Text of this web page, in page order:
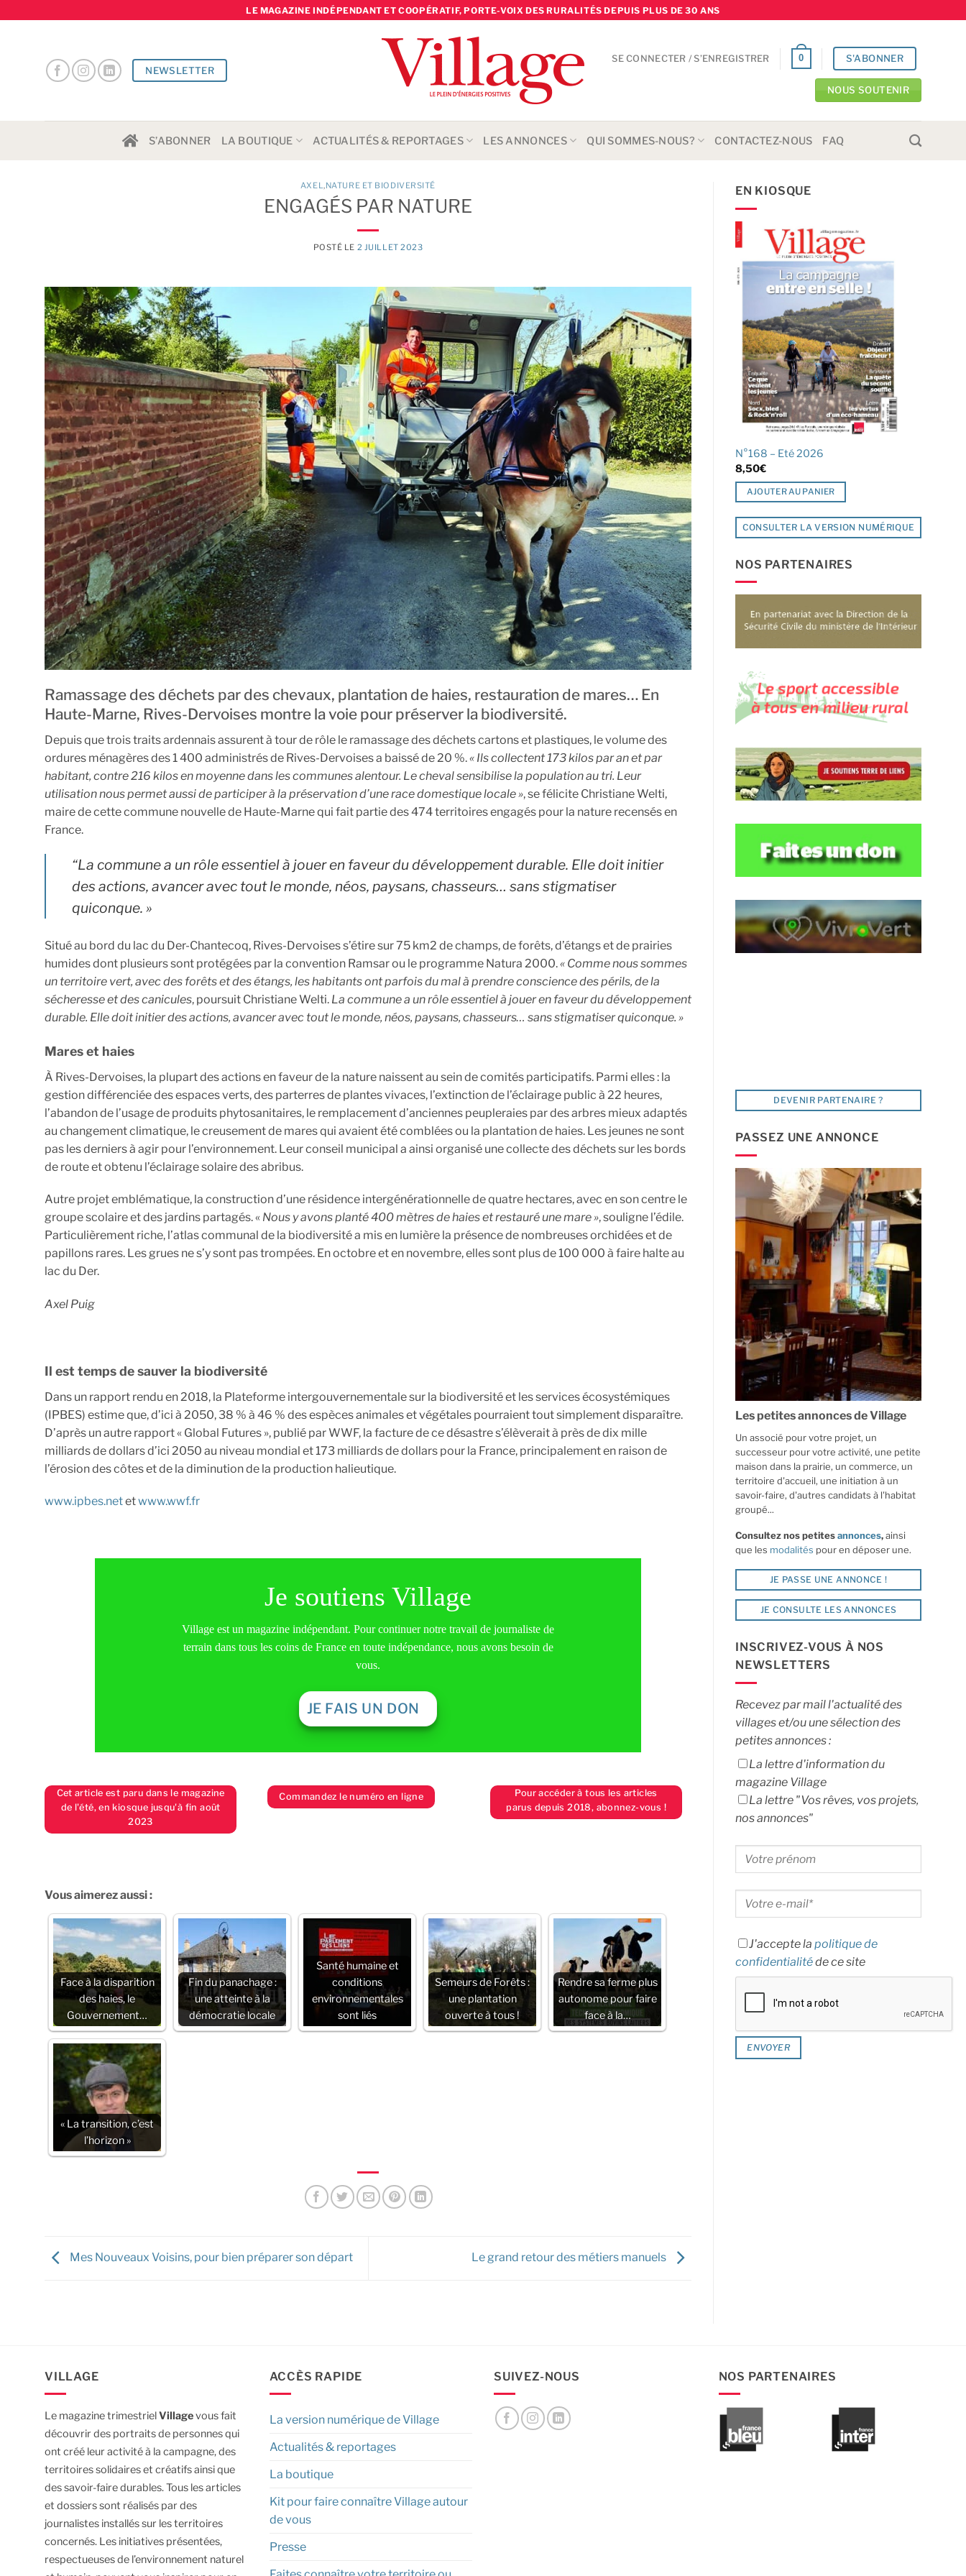
LE MAGAZINE INDÉPENDANT ET COOPÉRATIF, PORTE-VOIX DES RURALITÉS DEPUIS PLUS DE 30 ANS
NEWSLETTER
SE CONNECTER / S’ENREGISTRER 0 S'ABONNER
NOUS SOUTENIR
S’ABONNER LA BOUTIQUE ACTUALITÉS & REPORTAGES LES ANNONCES QUI SOMMES-NOUS? CONTACTEZ-NOUS FAQ
AXEL,NATURE ET BIODIVERSITÉ
ENGAGÉS PAR NATURE
POSTÉ LE 2 JUILLET 2023
Ramassage des déchets par des chevaux, plantation de haies, restauration de mares… En
Haute-Marne, Rives-Dervoises montre la voie pour préserver la biodiversité.
Depuis que trois traits ardennais assurent à tour de rôle le ramassage des déchets cartons et plastiques, le volume des
ordures ménagères des 1 400 administrés de Rives-Dervoises a baissé de 20 %.« Ils collectent 173 kilos par an et par
habitant, contre 216 kilos en moyenne dans les communes alentour. Le cheval sensibilise la population au tri. Leur
utilisation nous permet aussi de participer à la préservation d’une race domestique locale », se félicite Christiane Welti,
maire de cette commune nouvelle de Haute-Marne qui fait partie des 474 territoires engagés pour la nature recensés en
France.
“La commune a un rôle essentiel à jouer en faveur du développement durable. Elle doit initier
des actions, avancer avec tout le monde, néos, paysans, chasseurs… sans stigmatiser
quiconque. »
Situé au bord du lac du Der-Chantecoq, Rives-Dervoises s’étire sur 75 km2 de champs, de forêts, d’étangs et de prairies
humides dont plusieurs sont protégées par la convention Ramsar ou le programme Natura 2000.« Comme nous sommes
un territoire vert, avec des forêts et des étangs, les habitants ont parfois du mal à prendre conscience des périls, de la
sécheresse et des canicules, poursuit Christiane Welti. La commune a un rôle essentiel à jouer en faveur du développement
durable. Elle doit initier des actions, avancer avec tout le monde, néos, paysans, chasseurs… sans stigmatiser quiconque. »
Mares et haies
À Rives-Dervoises, la plupart des actions en faveur de la nature naissent au sein de comités participatifs. Parmi elles : la
gestion différenciée des espaces verts, des parterres de plantes vivaces, l’extinction de l’éclairage public à 22 heures,
l’abandon de l’usage de produits phytosanitaires, le remplacement d’anciennes peupleraies par des arbres mieux adaptés
au changement climatique, le creusement de mares qui avaient été comblées ou la plantation de haies. Les jeunes ne sont
pas les derniers à agir pour l’environnement. Leur conseil municipal a ainsi organisé une collecte des déchets sur les bords
de route et obtenu l’éclairage solaire des abribus.
Autre projet emblématique, la construction d’une résidence intergénérationnelle de quatre hectares, avec en son centre le
groupe scolaire et des jardins partagés. « Nous y avons planté 400 mètres de haies et restauré une mare », souligne l’édile.
Particulièrement riche, l’atlas communal de la biodiversité a mis en lumière la présence de nombreuses orchidées et de
papillons rares. Les grues ne s’y sont pas trompées. En octobre et en novembre, elles sont plus de 100 000 à faire halte au
lac du Der.
Axel Puig
Il est temps de sauver la biodiversité
Dans un rapport rendu en 2018, la Plateforme intergouvernementale sur la biodiversité et les services écosystémiques
(IPBES) estime que, d’ici à 2050, 38 % à 46 % des espèces animales et végétales pourraient tout simplement disparaître.
D’après un autre rapport « Global Futures », publié par WWF, la facture de ce désastre s’élèverait à près de dix mille
milliards de dollars d’ici 2050 au niveau mondial et 173 milliards de dollars pour la France, principalement en raison de
l’érosion des côtes et de la diminution de la production halieutique.
www.ipbes.netetwww.wwf.fr
Je soutiens Village
Village est un magazine indépendant. Pour continuer notre travail de journaliste de
terrain dans tous les coins de France en toute indépendance, nous avons besoin de
vous.
JE FAIS UN DON
Cet article est paru dans le magazine
de l'été, en kiosque jusqu'à fin août
2023
Commandez le numéro en ligne
Pour accéder à tous les articles
parus depuis 2018, abonnez-vous !
Vous aimerez aussi :
Face à la disparition
des haies, le
Gouvernement…
Fin du panachage :
une atteinte à la
démocratie locale
Santé humaine et
conditions
environnementales
sont liés
Semeurs de Forêts :
une plantation
ouverte à tous !
Rendre sa ferme plus
autonome pour faire
face à la…
« La transition, c’est
l’horizon »
Mes Nouveaux Voisins, pour bien préparer son départ Le grand retour des métiers manuels
EN KIOSQUE
N°168 – Eté 2026
8,50€
AJOUTER AU PANIER
CONSULTER LA VERSION NUMÉRIQUE
NOS PARTENAIRES
DEVENIR PARTENAIRE ?
PASSEZ UNE ANNONCE
Les petites annonces de Village
Un associé pour votre projet, un
successeur pour votre activité, une petite
maison dans la prairie, un commerce, un
territoire d'accueil, une initiation à un
savoir-faire, d'autres candidats à l'habitat
groupé...
Consultez nos petitesannonces,ainsi
que les modalités pour en déposer une.
JE PASSE UNE ANNONCE !
JE CONSULTE LES ANNONCES
INSCRIVEZ-VOUS À NOS
NEWSLETTERS
Recevez par mail l'actualité des
villages et/ou une sélection des
petites annonces :
La lettre d'information du
magazine Village
La lettre "Vos rêves, vos projets,
nos annonces"
J'accepte la politique de
confidentialitéde ce site
VILLAGE
Le magazine trimestrielVillagevous fait
découvrir des portraits de personnes qui
ont créé leur activité à la campagne, des
territoires solidaires et créatifs ainsi que
des savoir-faire durables.Tous les articles
et dossiers sont réalisés par des
journalistes installés sur les territoires
concernés. Les initiatives présentées,
respectueuses de l’environnement naturel
ACCÈS RAPIDE
La version numérique de Village
Actualités & reportages
La boutique
Kit pour faire connaître Village autour
de vous
Presse
SUIVEZ-NOUS NOS PARTENAIRES